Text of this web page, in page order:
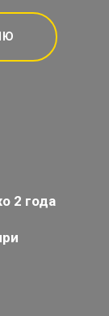
2 года